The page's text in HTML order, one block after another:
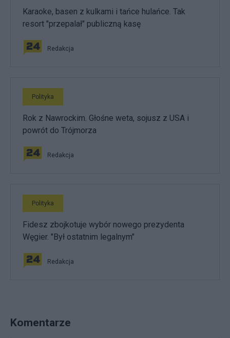
Karaoke, basen z kulkami i tańce hulańce. Tak
resort "przepalał" publiczną kasę
Redakcja
Polityka
Rok z Nawrockim. Głośne weta, sojusz z USA i
powrót do Trójmorza
Redakcja
Polityka
Fidesz zbojkotuje wybór nowego prezydenta
Węgier. "Był ostatnim legalnym"
Redakcja
Komentarze